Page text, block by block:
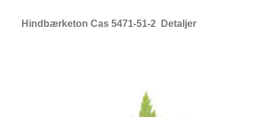
Hindbærketon Cas 5471-51-2 Detaljer